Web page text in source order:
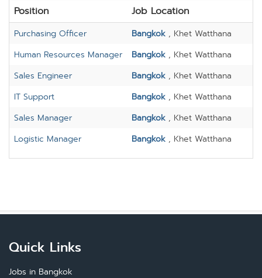
Position Job Location
Purchasing Officer Bangkok , Khet Watthana
Human Resources Manager
Bangkok , Khet Watthana
Sales Engineer
Bangkok , Khet Watthana
IT Support
Bangkok , Khet Watthana
Sales Manager
Bangkok , Khet Watthana
Logistic Manager
Bangkok , Khet Watthana
Quick Links
Jobs in Bangkok